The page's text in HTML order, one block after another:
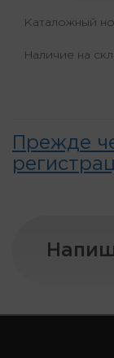
Каталожный
Наличие на
Прежде